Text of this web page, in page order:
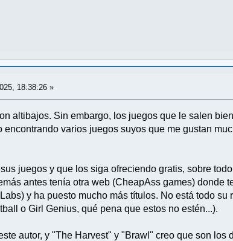
18:38:26 »
altibajos. Sin embargo, los juegos que le salen
varios juegos suyos que me gustan
juegos y que los siga ofreciendo gratis, sobre
antes tenía otra web (CheapAss games) donde
y ha puesto mucho más títulos. No está todo
o Girl Genius, qué pena que estos no estén...).
autor, y "The Harvest" y "Brawl" creo que son los